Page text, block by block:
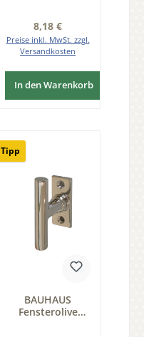
Regulärer Preis:
8,18 €
Preise inkl. MwSt. zzgl.
Versandkosten
In den Warenkorb
Tipp
BAUHAUS
Fensterolive